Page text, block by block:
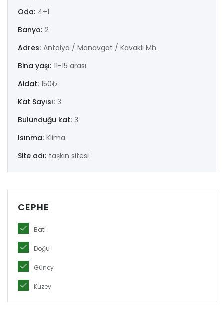
Oda: 4+1
Banyo: 2
Adres: Antalya / Manavgat / Kavaklı Mh.
Bina yaşı: 11-15 arası
Aidat: 150₺
Kat Sayısı: 3
Bulunduğu kat: 3
Isınma: Klima
Site adı: taşkın sitesi
CEPHE
Batı
Doğu
Güney
Kuzey
Remember me